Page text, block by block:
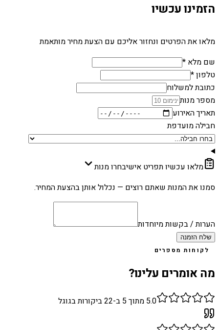
הזמינו עכשיו
מלאו את הפרטים ונחזור אליכם עם הצעת מחיר מותאמת
שם מלא *
טלפון *
כתובת למשלוח
מספר מנות
תאריך האירוע
חבילה מועדפת
מלאו עכשיו תפריט אישיבחרו מנות
סמנו את המנות שאתם רוצים — נכלול אותן בהצעת המחיר.
הערות / בקשות מיוחדות
שלח הזמנה
לקוחות מספרים
מה אומרים עלינו?
5.0 מתוך 5 ב- 22ביקורות בגוגל